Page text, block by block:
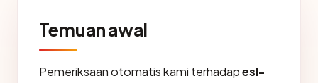
Temuan awal
Pemeriksaan otomatis kami terhadapesl-